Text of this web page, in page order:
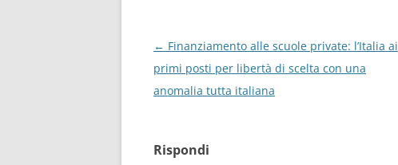
Navigazione
articolo
← Finanziamento alle scuole private: l’Italia ai
primi posti per libertà di scelta con una
anomalia tutta italiana
Rispondi